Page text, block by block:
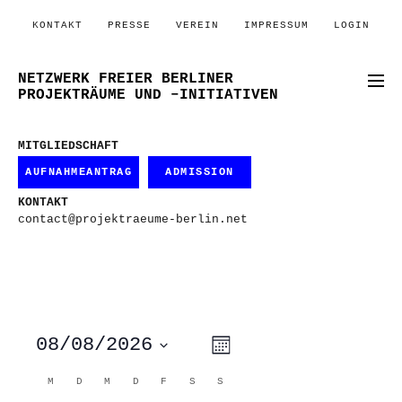
KONTAKT PRESSE VEREIN IMPRESSUM LOGIN
NETZWERK FREIER BERLINER
PROJEKTRÄUME UND –INITIATIVEN
MITGLIEDSCHAFT
AUFNAHMEANTRAG ADMISSION
KONTAKT
contact@projektraeume-berlin.net
ANSICHTEN-
NAVIGATION
VERANSTALTUNG
ANSICHTEN-
Monat
08/08/2026
wählen.
KALENDER
M MONTAG
D DIENSTAG
M MITTWOCH
D DONNERSTAG
F FREITAG
S SAMSTAG
S